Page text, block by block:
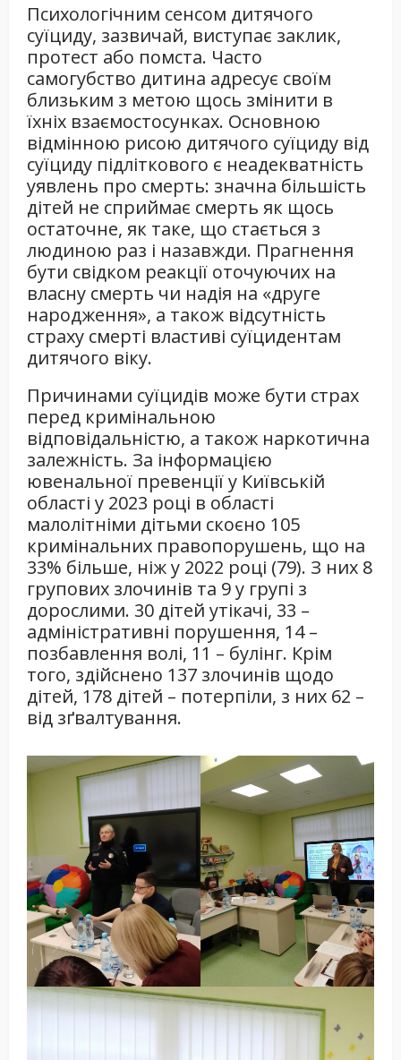
Психологічним сенсом дитячого
суїциду, зазвичай, виступає заклик,
протест або помста. Часто
самогубство дитина адресує своїм
близьким з метою щось змінити в
їхніх взаємостосунках. Основною
відмінною рисою дитячого суїциду від
суїциду підліткового є неадекватність
уявлень про смерть: значна більшість
дітей не сприймає смерть як щось
остаточне, як таке, що стається з
людиною раз і назавжди. Прагнення
бути свідком реакції оточуючих на
власну смерть чи надія на «друге
народження», а також відсутність
страху смерті властиві суїцидентам
дитячого віку.
Причинами суїцидів може бути страх
перед кримінальною
відповідальністю, а також наркотична
залежність. За інформацією
ювенальної превенції у Київській
області у 2023 році в області
малолітніми дітьми скоєно 105
кримінальних правопорушень, що на
33% більше, ніж у 2022 році (79). З них 8
групових злочинів та 9 у групі з
дорослими. 30 дітей утікачі, 33 –
адміністративні порушення, 14 –
позбавлення волі, 11 – булінг. Крім
того, здійснено 137 злочинів щодо
дітей, 178 дітей – потерпіли, з них 62 –
від зґвалтування.